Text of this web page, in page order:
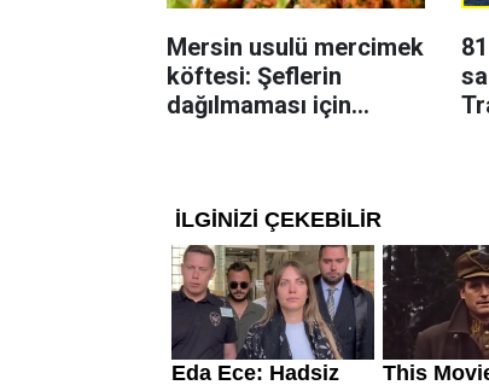
Mersin usulü mercimek
köftesi: Şeflerin
dağılmaması için